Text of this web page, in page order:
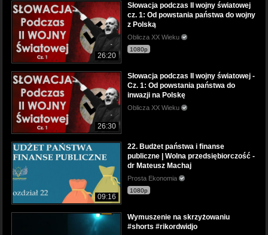
26:20
Słowacja podczas II wojny światowej
cz. 1: Od powstania państwa do wojny
z Polską
Oblicza XX Wieku
1080p
26:30
Słowacja podczas II wojny światowej -
Cz. 1: Od powstania państwa do
inwazji na Polskę
Oblicza XX Wieku
09:16
22. Budżet państwa i finanse
publiczne | Wolna przedsiębiorczość -
dr Mateusz Machaj
Prosta Ekonomia
1080p
Wymuszenie na skrzyżowaniu
#shorts #rikordwidjo